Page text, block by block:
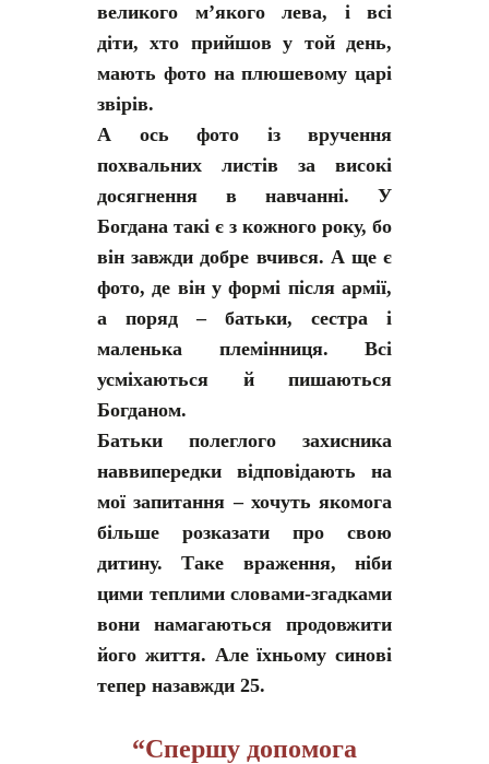
великого м’якого лева, і всі
діти, хто прийшов у той день,
мають фото на плюшевому царі
звірів.
А ось фото із вручення
похвальних листів за високі
досягнення в навчанні. У
Богдана такі є з кожного року, бо
він завжди добре вчився. А ще є
фото, де він у формі після армії,
а поряд – батьки, сестра і
маленька племінниця. Всі
усміхаються й пишаються
Богданом.
Батьки полеглого захисника
наввипередки відповідають на
мої запитання – хочуть якомога
більше розказати про свою
дитину. Таке враження, ніби
цими теплими словами-згадками
вони намагаються продовжити
його життя. Але їхньому синові
тепер назавжди 25.
“Спершу допомога